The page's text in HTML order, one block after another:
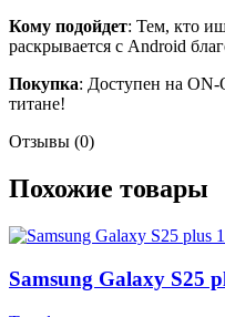
Кому подойдет: Тем, кто
раскрывается с Android
Покупка: Доступен на ON-
титане!
Отзывы (0)
Похожие товары
Samsung Galaxy S25